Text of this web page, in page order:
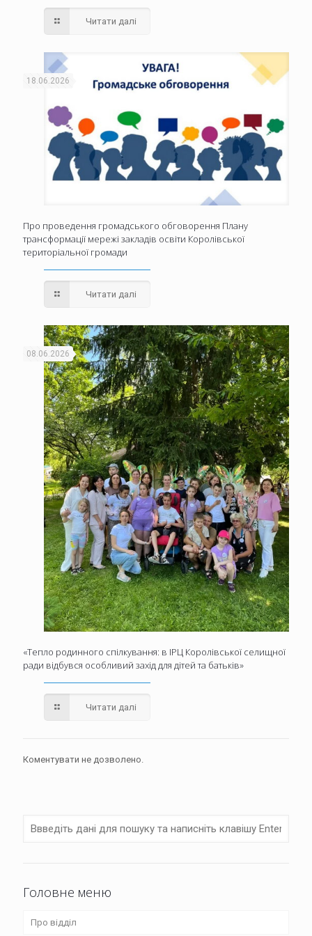
Читати далі
18.06.2026
Про проведення громадського обговорення Плану
трансформації мережі закладів освіти Королівської
територіальної громади
Читати далі
08.06.2026
«Тепло родинного спілкування: в ІРЦ Королівської селищної
ради відбувся особливий захід для дітей та батьків»
Читати далі
Коментувати не дозволено.
Головне меню
Про відділ